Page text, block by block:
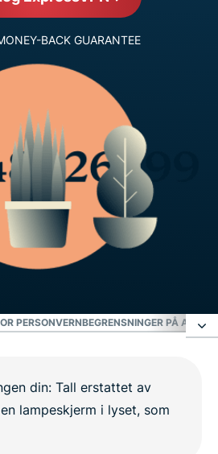
BACK GUARANTEE
PERSONVERNBEGRENSNINGER PÅ
VPN personvernet ditt?